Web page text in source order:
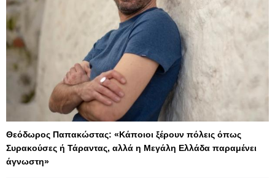
Θεόδωρος Παπακώστας: «Κάποιοι ξέρουν πόλεις όπως
Συρακούσες ή Τάραντας, αλλά η Μεγάλη Ελλάδα παραμένει
άγνωστη»